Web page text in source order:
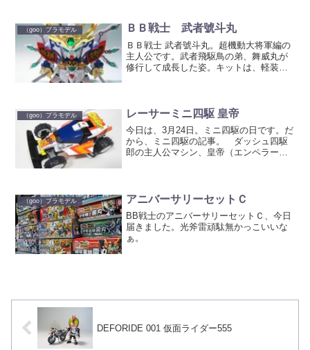
売されています。 今回は、元々塗装の
必要な部...
（goo）プラモデル ＢＢ戦士 武者號斗丸
ＢＢ戦士 武者號斗丸。超機動大将軍編の
主人公です。武者飛駆鳥の弟、舞威丸が
修行して成長した姿。キットは、軽装、
形態。 名前からも分か...
（goo）プラモデル レーサーミニ四駆 皇帝
今日は、3月24日。ミニ四駆の日です。だ
から、ミニ四駆の記事。 ダッシュ四駆
郎の主人公マシン、皇帝（エンペラー）
シールを貼って、トップコー...
（goo）プラモデル アニバーサリーセットＣ
BB戦士のアニバーサリーセットＣ、今日
届きました。光斧雷頑駄無かっこいいな
ぁ。
DEFORIDE 001 仮面ライダー555